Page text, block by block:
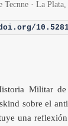
· La
10.5281/
Militar de
sobre el
una